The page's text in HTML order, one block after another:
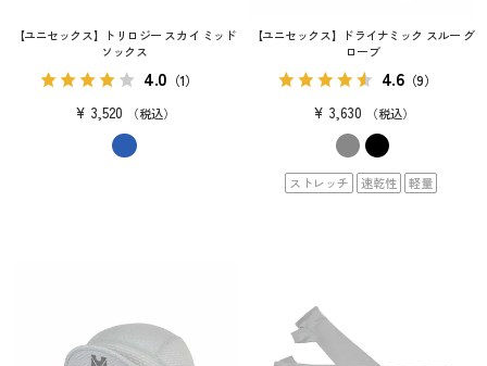
【ユニセックス】トリロジー スカイ ミッド
ソックス
4.0 （1）
¥ 3,520 税込
【ユニセックス】ドライナミック スルー グ
ローブ
4.6（9）
¥ 3,630 税込
ストレッチ 速乾性 軽量